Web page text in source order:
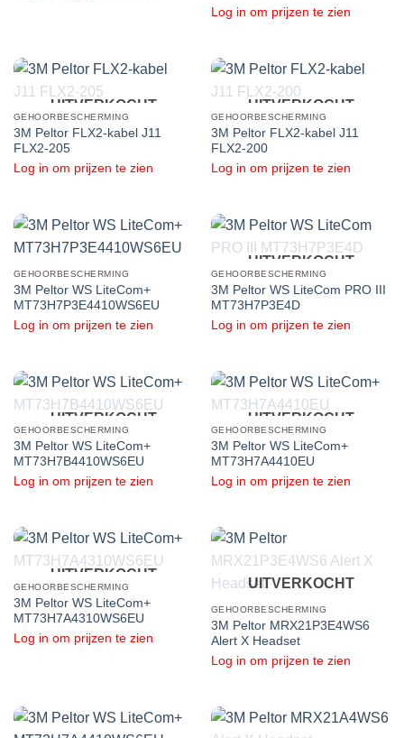
Log in om prijzen te zien
UITVERKOCHT
GEHOORBESCHERMING
3M Peltor FLX2-kabel J11
FLX2-205
Log in om prijzen te zien
UITVERKOCHT
GEHOORBESCHERMING
3M Peltor FLX2-kabel J11
FLX2-200
Log in om prijzen te zien
GEHOORBESCHERMING
3M Peltor WS LiteCom+
MT73H7P3E4410WS6EU
Log in om prijzen te zien
UITVERKOCHT
GEHOORBESCHERMING
3M Peltor WS LiteCom PRO III
MT73H7P3E4D
Log in om prijzen te zien
UITVERKOCHT
GEHOORBESCHERMING
3M Peltor WS LiteCom+
MT73H7B4410WS6EU
Log in om prijzen te zien
UITVERKOCHT
GEHOORBESCHERMING
3M Peltor WS LiteCom+
MT73H7A4410EU
Log in om prijzen te zien
UITVERKOCHT
GEHOORBESCHERMING
3M Peltor WS LiteCom+
MT73H7A4310WS6EU
Log in om prijzen te zien
UITVERKOCHT
GEHOORBESCHERMING
3M Peltor MRX21P3E4WS6
Alert X Headset
Log in om prijzen te zien